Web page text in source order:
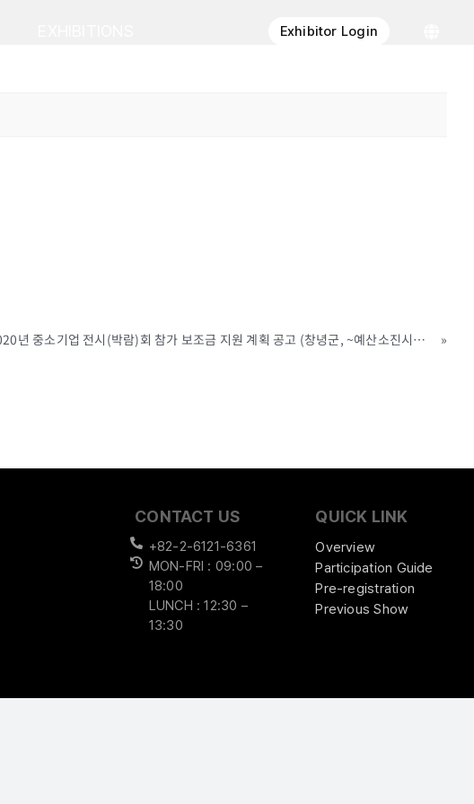
Exhibitor Login
[지원사업] 2020년 중소기업 전시(박람)회 참가 보조금 지원 계획 공고 (창녕군, ~예산소진시까지)
»
CONTACT US
+82-2-6121-6361
MON-FRI : 09:00 –
18:00
LUNCH : 12:30 –
13:30
QUICK LINK
Overview
Participation Guide
Pre-registration
Previous Show